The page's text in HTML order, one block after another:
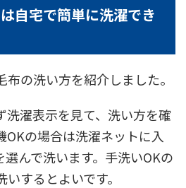
自宅で簡単に洗濯でき
の洗い方を紹介しました。
洗濯表示を見て、洗い方を確
OKの場合は洗濯ネットに入
んで洗います。手洗いOKの
するとよいです。